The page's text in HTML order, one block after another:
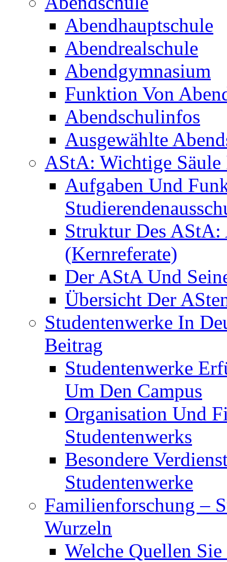
Abendhauptschule
Abendrealschule
Abendgymnasium
Funktion Von
Abendschulinfos
Ausgewählte
AStA: Wichtige
Aufgaben Und
Struktur Des
(Kernreferate)
Der AStA Und
Übersicht Der
Studentenwerke In
Beitrag
Studentenwerke
Um Den Campus
Organisation Und
Studentenwerks
Besondere
Studentenwerke
Familienforschung –
Wurzeln
Welche Quellen